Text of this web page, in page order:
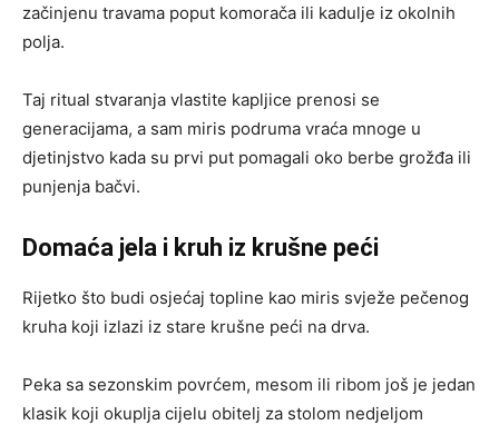
začinjenu travama poput komorača ili kadulje iz okolnih
polja.
Taj ritual stvaranja vlastite kapljice prenosi se
generacijama, a sam miris podruma vraća mnoge u
djetinjstvo kada su prvi put pomagali oko berbe grožđa ili
punjenja bačvi.
Domaća jela i kruh iz krušne peći
Rijetko što budi osjećaj topline kao miris svježe pečenog
kruha koji izlazi iz stare krušne peći na drva.
Peka sa sezonskim povrćem, mesom ili ribom još je jedan
klasik koji okuplja cijelu obitelj za stolom nedjeljom